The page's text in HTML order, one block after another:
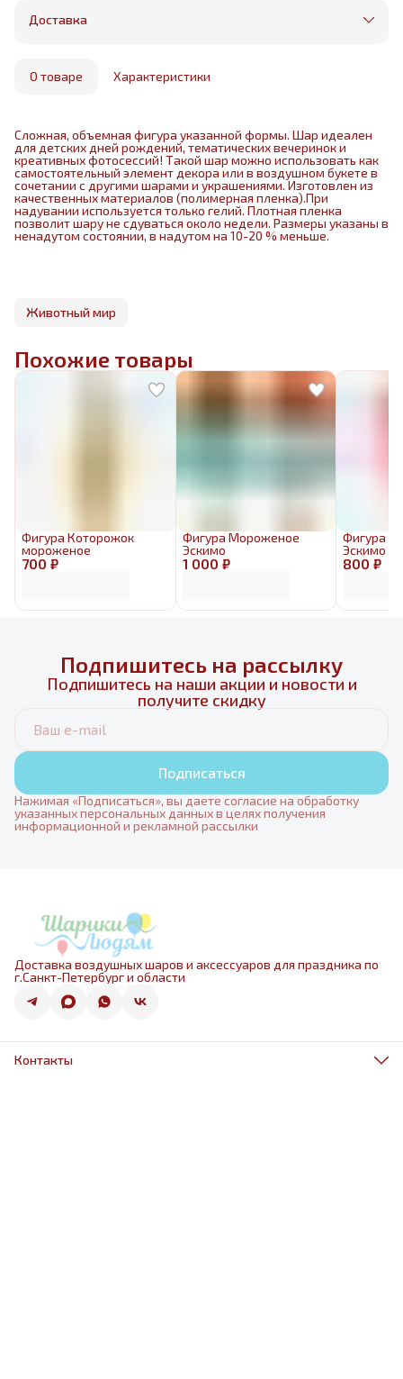
Бесплатная доставка в пределах КАД
маркетплейса
Доставка
О товаре Характеристики
Сложная, объемная фигура указанной формы. Шар идеален
для детских дней рождений, тематических вечеринок и
креативных фотосессий! Такой шар можно использовать как
самостоятельный элемент декора или в воздушном букете в
сочетании с другими шарами и украшениями. Изготовлен из
качественных материалов (полимерная пленка).При
надувании используется только гелий. Плотная пленка
позволит шару не сдуваться около недели. Размеры указаны в
ненадутом состоянии, в надутом на 10-20 % меньше.
Животный мир
Похожие товары
700 ₽
Фигура Которожок
мороженое
1 000 ₽
Фигура Мороженое
Эскимо
800 ₽
Фигура
Эскимо
Подпишитесь на рассылку
Подпишитесь на наши акции и новости и
получите скидку
Подписаться
Нажимая «Подписаться», вы даете согласие на обработку
указанных персональных данных в целях получения
информационной и рекламной рассылки
Доставка воздушных шаров и аксессуаров для праздника по
г.Санкт-Петербург и области
Контакты